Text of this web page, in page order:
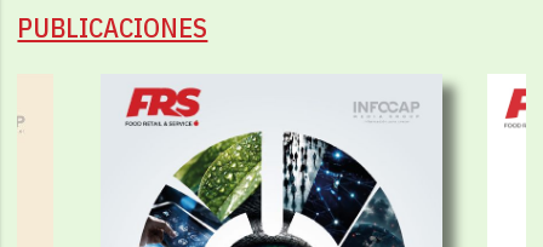
PUBLICACIONES